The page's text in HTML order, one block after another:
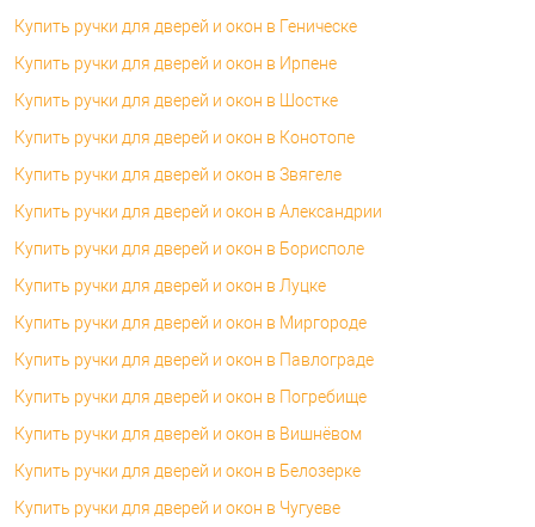
Купить ручки для дверей и окон в Геническе
Купить ручки для дверей и окон в Ирпене
Купить ручки для дверей и окон в Шостке
Купить ручки для дверей и окон в Конотопе
Купить ручки для дверей и окон в Звягеле
Купить ручки для дверей и окон в Александрии
Купить ручки для дверей и окон в Борисполе
Купить ручки для дверей и окон в Луцке
Купить ручки для дверей и окон в Миргороде
Купить ручки для дверей и окон в Павлограде
Купить ручки для дверей и окон в Погребище
Купить ручки для дверей и окон в Вишнёвом
Купить ручки для дверей и окон в Белозерке
Купить ручки для дверей и окон в Чугуеве